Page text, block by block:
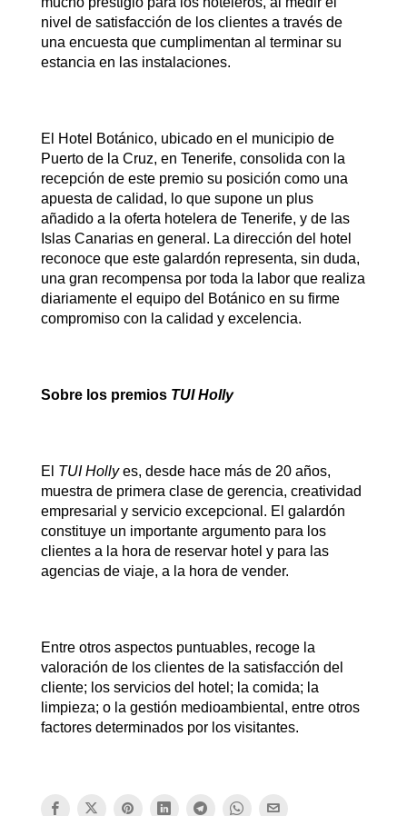
nivel de satisfacción de los clientes a través de
una encuesta que cumplimentan al terminar su
estancia en las instalaciones.
El Hotel Botánico, ubicado en el municipio de
Puerto de la Cruz, en Tenerife, consolida con la
recepción de este premio su posición como una
apuesta de calidad, lo que supone un plus
añadido a la oferta hotelera de Tenerife, y de las
Islas Canarias en general. La dirección del hotel
reconoce que este galardón representa, sin duda,
una gran recompensa por toda la labor que realiza
diariamente el equipo del Botánico en su firme
compromiso con la calidad y excelencia.
Sobre los premios TUI Holly
El TUI Hollyes, desde hace más de 20 años,
muestra de primera clase de gerencia, creatividad
empresarial y servicio excepcional. El galardón
constituye un importante argumento para los
clientes a la hora de reservar hotel y para las
agencias de viaje, a la hora de vender.
Entre otros aspectos puntuables, recoge la
valoración de los clientes de la satisfacción del
cliente; los servicios del hotel; la comida; la
limpieza; o la gestión medioambiental, entre otros
factores determinados por los visitantes.